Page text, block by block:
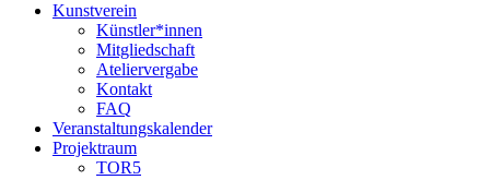
Kunstverein
Künstler*innen
Mitgliedschaft
Ateliervergabe
Kontakt
FAQ
Veranstaltungskalender
Projektraum
TOR5